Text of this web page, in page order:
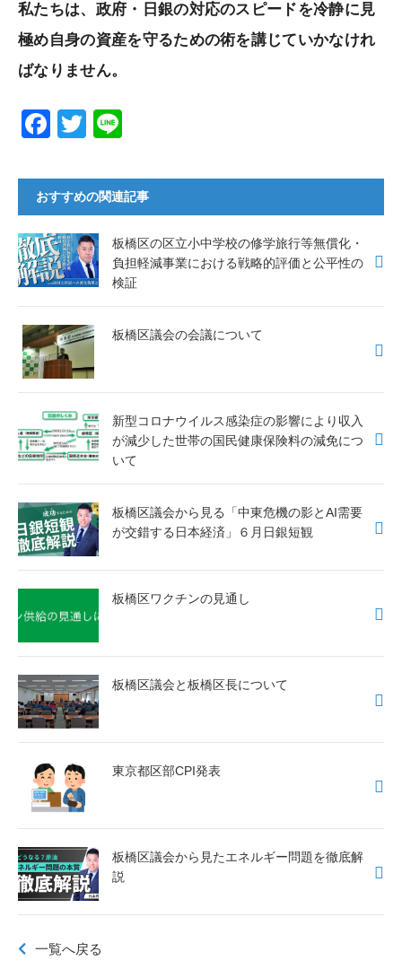
私たちは、政府・日銀の対応のスピードを冷静に見
極め自身の資産を守るための術を講じていかなけれ
ばなりません。
F
c
e
b
o
o
k
T
tt
er
e
おすすめの関連記事
板橋区の区立小中学校の修学旅行等無償化・
負担軽減事業における戦略的評価と公平性の
検証
板橋区議会の会議について
新型コロナウイルス感染症の影響により収入
が減少した世帯の国民健康保険料の減免につ
いて
板橋区議会から見る「中東危機の影とAI需要
が交錯する日本経済」６月日銀短観
板橋区ワクチンの見通し
板橋区議会と板橋区長について
東京都区部CPI発表
板橋区議会から見たエネルギー問題を徹底解
説
一覧へ戻る